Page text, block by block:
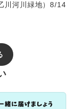
川河川緑地）8/14